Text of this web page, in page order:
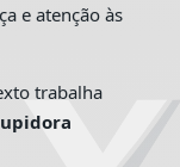
e atenção às
trabalha